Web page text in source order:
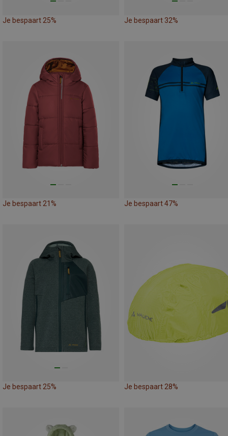
Je bespaart 25% Je bespaart 32%
Je bespaart 21% Je bespaart 47%
Je bespaart 25% Je bespaart 28%